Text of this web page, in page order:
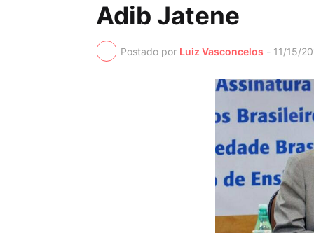
Adib Jatene
Postado por Luiz Vasconcelos - 11/15/